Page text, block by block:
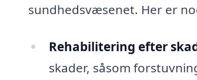
sundhedsvæsenet. Her er
Rehabilitering efter
skader, såsom